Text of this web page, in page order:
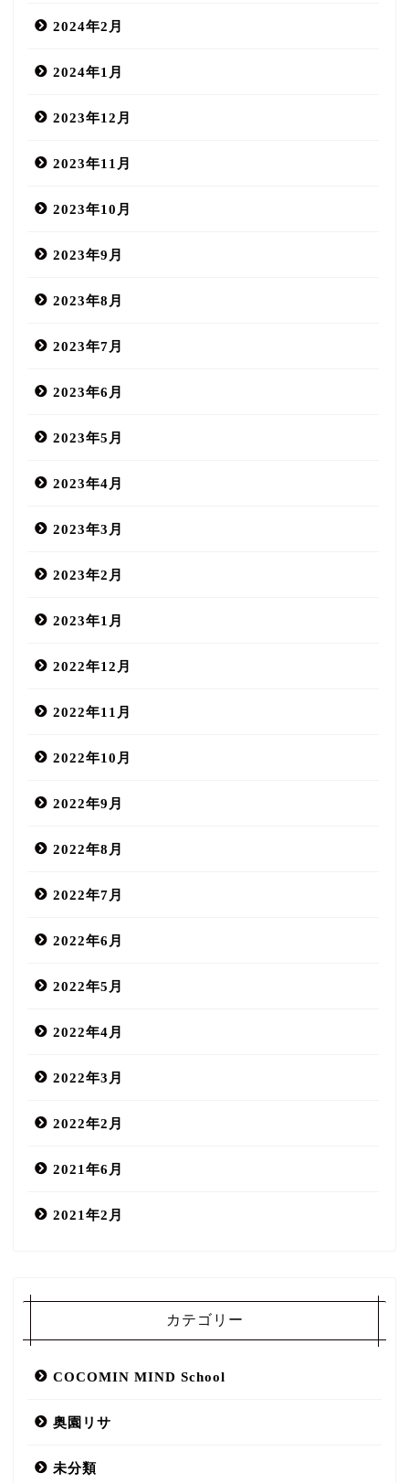
2024年2月
2024年1月
2023年12月
2023年11月
2023年10月
2023年9月
2023年8月
2023年7月
2023年6月
2023年5月
2023年4月
2023年3月
2023年2月
2023年1月
2022年12月
2022年11月
2022年10月
2022年9月
2022年8月
2022年7月
2022年6月
2022年5月
2022年4月
2022年3月
2022年2月
2021年6月
2021年2月
カテゴリー
COCOMIN MIND School
奥園リサ
未分類